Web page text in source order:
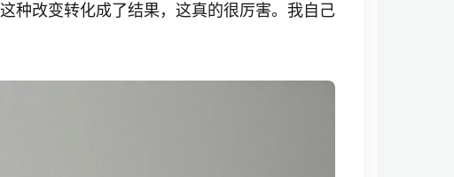
种改变转化成了结果，这真的很厉害。我自己